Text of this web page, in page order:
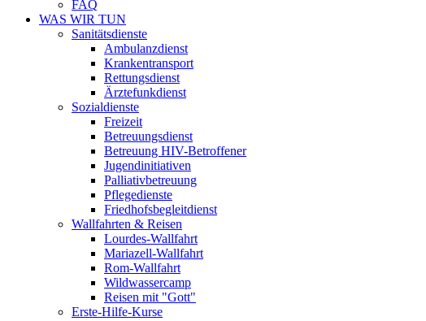
FAQ
WAS WIR TUN
Sanitätsdienste
Ambulanzdienst
Krankentransport
Rettungsdienst
Ärztefunkdienst
Sozialdienste
Freizeit
Betreuungsdienst
Betreuung HIV-Betroffener
Jugendinitiativen
Palliativbetreuung
Pflegedienste
Friedhofsbegleitdienst
Wallfahrten & Reisen
Lourdes-Wallfahrt
Mariazell-Wallfahrt
Rom-Wallfahrt
Wildwassercamp
Reisen mit "Gott"
Erste-Hilfe-Kurse